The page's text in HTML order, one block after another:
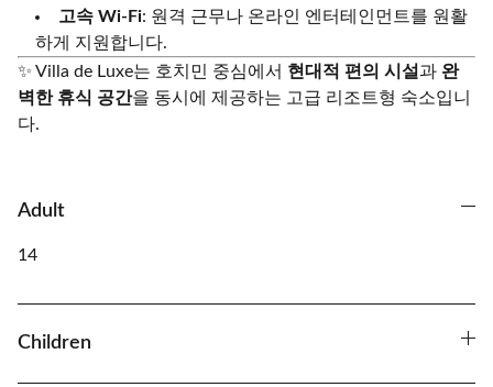
고속 Wi-Fi: 원격 근무나 온라인 엔터테인먼트를 원활
하게 지원합니다.
✨ Villa de Luxe는 호치민 중심에서 현대적 편의 시설 과 완
벽한 휴식 공간을 동시에 제공하는 고급 리조트형 숙소입니
다.
Adult
14
Children